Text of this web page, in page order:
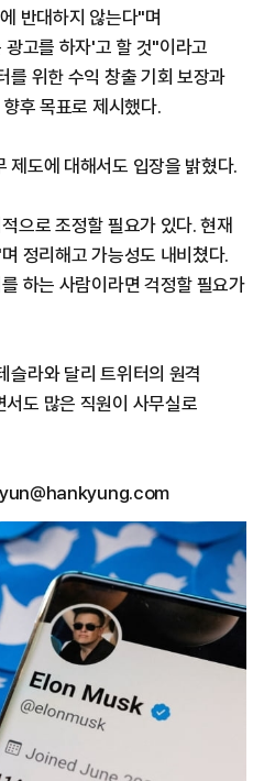
반대하지 않는다"며
고를 하자'고 할 것"이라고
를 위한 수익 창출 기회 보장과
후 목표로 제시했다.
제도에 대해서도 입장을 밝혔다.
으로 조정할 필요가 있다. 현재
정리해고 가능성도 내비쳤다.
하는 사람이라면 걱정할 필요가
슬라와 달리 트위터의 원격
도 많은 직원이 사무실로